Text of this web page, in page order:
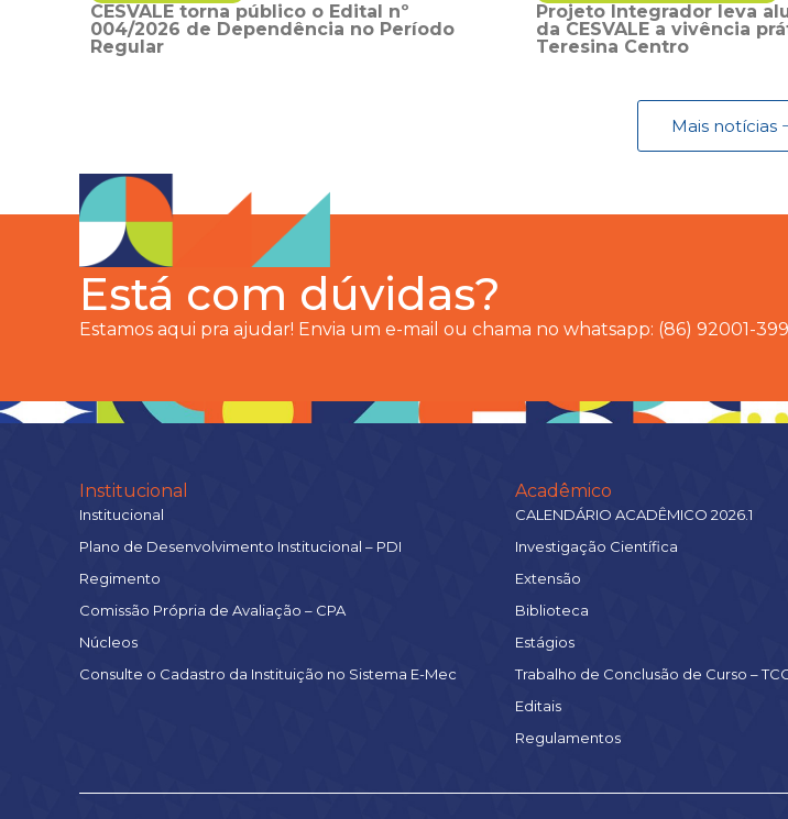
CESVALE torna público o Edital nº
004/2026 de Dependência no Período
Regular
Projeto Integrador leva
da CESVALE a vivência
Teresina Centro
Mais notícias
Está com dúvidas?
Estamos aqui pra ajudar! Envia um e-mail ou chama no whatsapp: (86) 92001-
Institucional
Institucional
Plano de Desenvolvimento Institucional – PDI
Regimento
Comissão Própria de Avaliação – CPA
Núcleos
Consulte o Cadastro da Instituição no Sistema E-Mec
Acadêmico
CALENDÁRIO ACADÊMICO 2026.1
Investigação Científica
Extensão
Biblioteca
Estágios
Trabalho de Conclusão de Curso –
Editais
Regulamentos